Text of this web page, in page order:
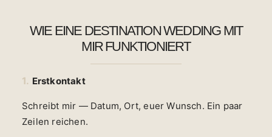
WIE EINE DESTINATION WEDDING MIT
MIR FUNKTIONIERT
1. Erstkontakt
Schreibt mir — Datum, Ort, euer Wunsch. Ein paar
Zeilen reichen.